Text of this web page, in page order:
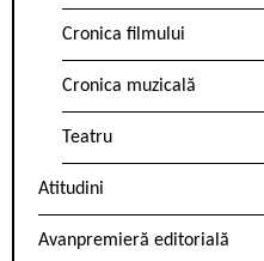
Cronica filmului
Cronica muzicală
Teatru
Atitudini
Avanpremieră editorială